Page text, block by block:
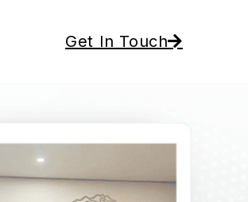
Get In Touch